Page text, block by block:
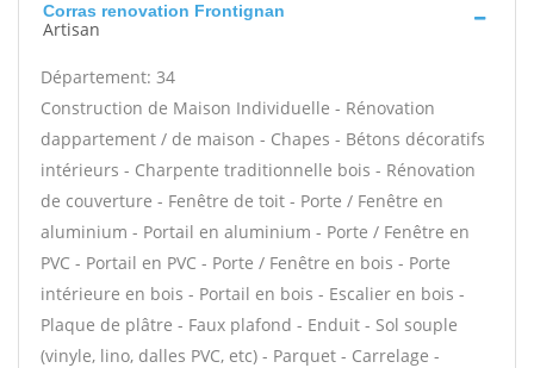
Corras renovation Frontignan
Artisan
Département: 34
Construction de Maison Individuelle - Rénovation
dappartement / de maison - Chapes - Bétons décoratifs
intérieurs - Charpente traditionnelle bois - Rénovation
de couverture - Fenêtre de toit - Porte / Fenêtre en
aluminium - Portail en aluminium - Porte / Fenêtre en
PVC - Portail en PVC - Porte / Fenêtre en bois - Porte
intérieure en bois - Portail en bois - Escalier en bois -
Plaque de plâtre - Faux plafond - Enduit - Sol souple
(vinyle, lino, dalles PVC, etc) - Parquet - Carrelage -